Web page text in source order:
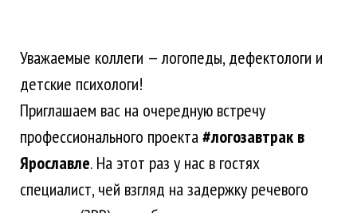
Уважаемые коллеги — логопеды, дефектологи и
детские психологи!
Приглашаем вас на очередную встречу
профессионального проекта#логозавтрак в
Ярославле. На этот раз у нас в гостях
специалист, чей взгляд на задержку речевого